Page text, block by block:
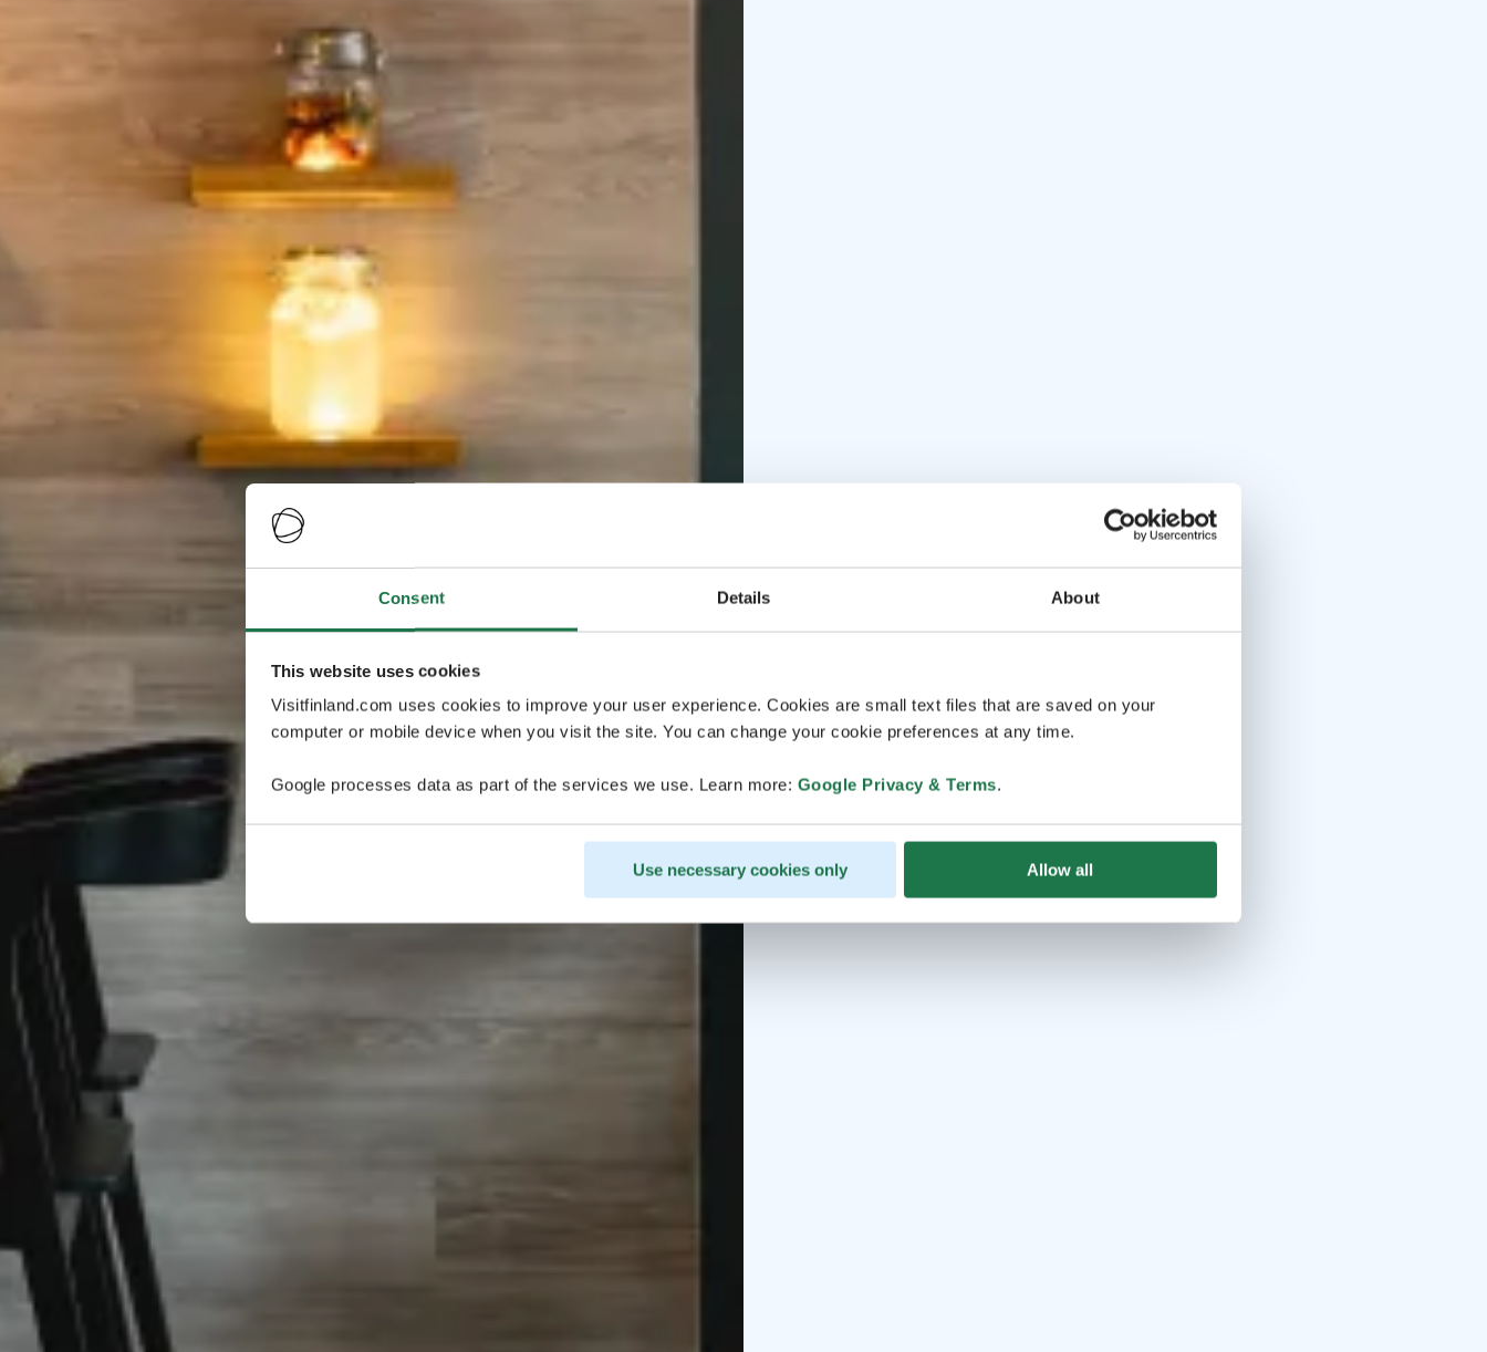
Consent Details About
This website uses cookies
Visitfinland.com uses cookies to improve your user experience. Cookies are small text files that are saved on your
computer or mobile device when you visit the site. You can change your cookie preferences at any time.
Google processes data as part of the services we use. Learn more: Google Privacy & Terms.
Use necessary cookies only Allow all